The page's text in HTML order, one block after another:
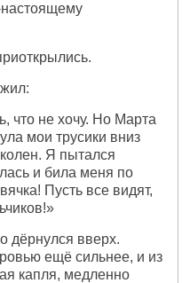
настоящему
что не хочу. Но Марта
мои трусики вниз
Я пытался
и била меня по
Пусть все видят,
дёрнулся вверх.
ещё сильнее, и из
капля, медленно